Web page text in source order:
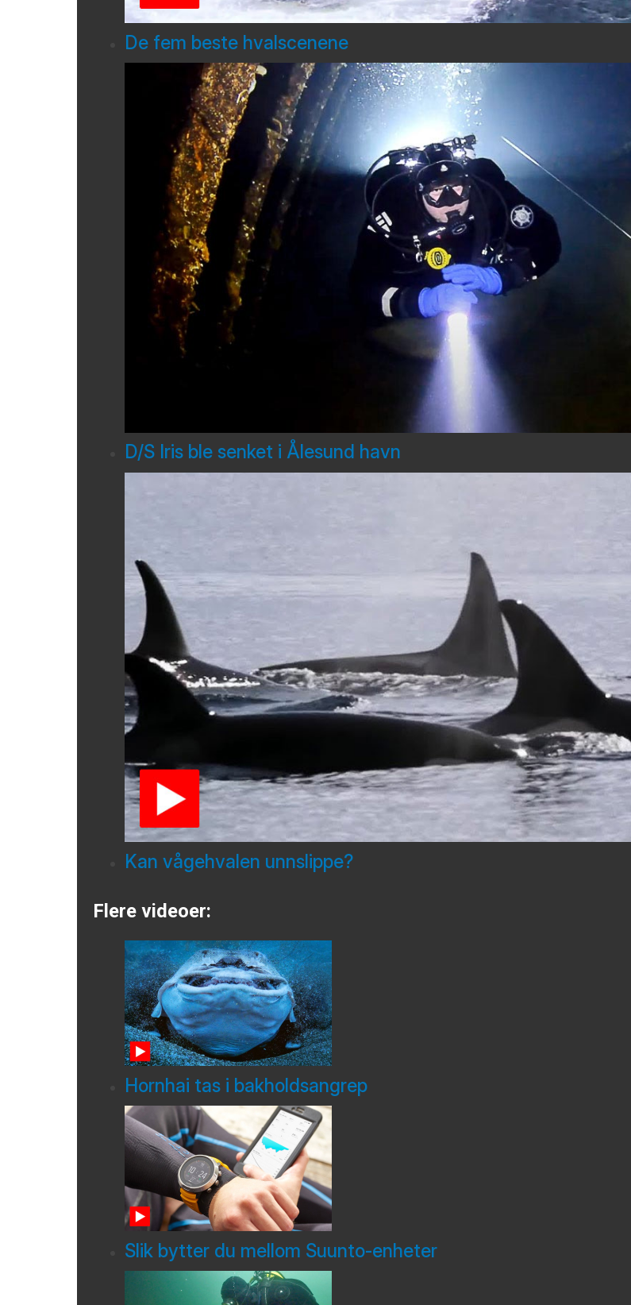
De fem beste hvalscenene
D/S Iris ble senket i Ålesund havn
Kan vågehvalen unnslippe?
Flere videoer:
Hornhai tas i bakholdsangrep
Slik bytter du mellom Suunto-enheter